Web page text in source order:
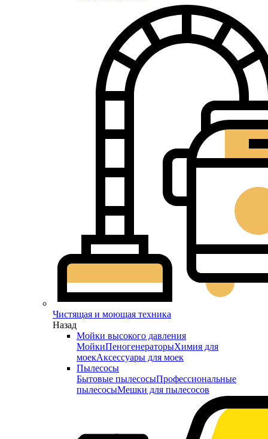
Чистящая и моющая техника
Назад
Мойки высокого давления
МойкиПеногенераторыХимия для
моекАксессуары для моек
Пылесосы
Бытовые пылесосыПрофессиональные
пылесосыМешки для пылесосов